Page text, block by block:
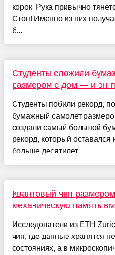
корок. Рука привычно
Стоп! Именно из них
б...
Студенты сложили
размером с дом — и он
Студенты побили рекорд,
бумажный самолет
создали самый большой
рекорд, который
больше десятилет...
Квантовый чип
механическую память
Исследователи из ETH
чип, где данные хранятся
состояниях, а в